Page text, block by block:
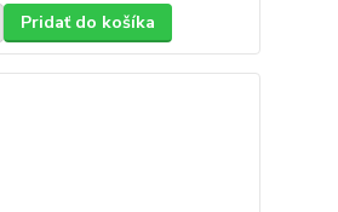
Pridať do košíka